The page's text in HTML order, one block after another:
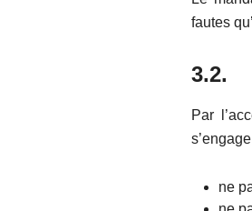
fautes
3.2.
Par
ne